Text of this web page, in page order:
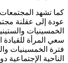
كما تشهد المجتمعات
عودة إلى عقلنة
الخمسينيات
سعي المرأة
فترة الخمسينيات
الناحية الإجتماعية